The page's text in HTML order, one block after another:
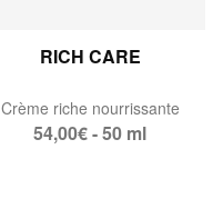
RICH CARE
Crème riche nourrissante
54,00€ - 50 ml